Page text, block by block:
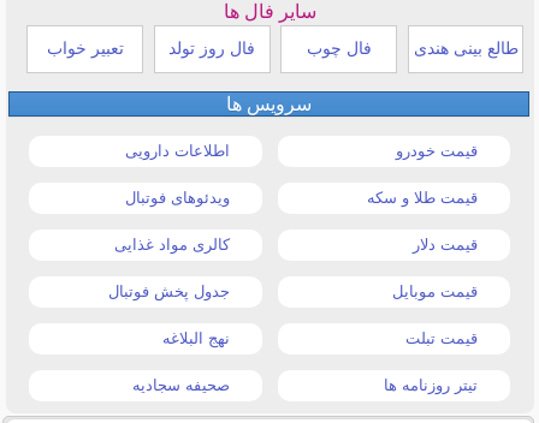
سایر فال ها
طالع بینی هندی فال چوب فال روز تولد تعبیر خواب
سرویس ها
قیمت خودرو اطلاعات دارویی
قیمت طلا و سکه ویدئوهای فوتبال
قیمت دلار کالری مواد غذایی
قیمت موبایل جدول پخش فوتبال
قیمت تبلت نهج البلاغه
تیتر روزنامه ها صحیفه سجادیه